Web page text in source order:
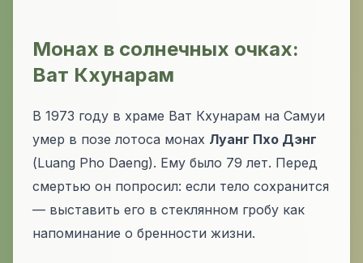
Монах в солнечных очках:
Ват Кхунарам
В 1973 году в храме Ват Кхунарам на Самуи
умер в позе лотоса монах Луанг Пхо Дэнг
(Luang Pho Daeng). Ему было 79 лет. Перед
смертью он попросил: если тело сохранится
— выставить его в стеклянном гробу как
напоминание о бренности жизни.